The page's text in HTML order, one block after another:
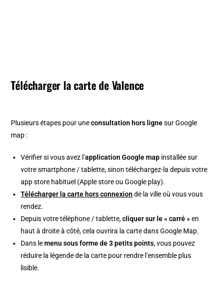
Télécharger la carte de Valence
Plusieurs étapes pour uneconsultation hors lignesur Google
map :
Vérifier si vous avez l’application Google map installée sur
votre smartphone / tablette, sinon téléchargez-la depuis votre
app store habituel (Apple store ou Google play).
Télécharger la carte hors connexion de la ville où vous vous
rendez.
Depuis votre téléphone / tablette,cliquer sur le « carré »en
haut à droite à côté, cela ouvrira la carte dans Google Map.
Dans lemenu sous forme de 3 petits points, vous pouvez
réduire la légende de la carte pour rendre l’ensemble plus
lisible.